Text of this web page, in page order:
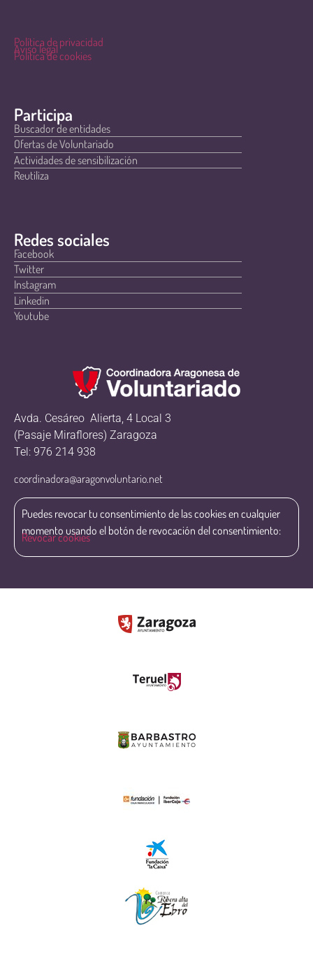
Política de privacidad
Aviso legal
Política de cookies
Participa
Buscador de entidades
Ofertas de Voluntariado
Actividades de sensibilización
Reutiliza
Redes sociales
Facebook
Twitter
Instagram
Linkedin
Youtube
Avda. Cesáreo Alierta, 4 Local 3
(Pasaje Miraflores) Zaragoza
Tel: 976 214 938
coordinadora@aragonvoluntario.net
Puedes revocar tu consentimiento de las cookies en cualquier
momento usando el botón de revocación del consentimiento:
Revocar cookies